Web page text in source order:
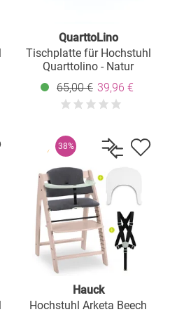
QuarttoLino
Tischplatte für Hochstuhl
Quarttolino - Natur
65,00 € 39,96 €
38%
Hauck
Hochstuhl Arketa Beech